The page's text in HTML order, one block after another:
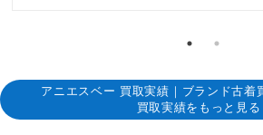
アニエスベー 買取実績｜ブランド古着
買取実績をもっと見る